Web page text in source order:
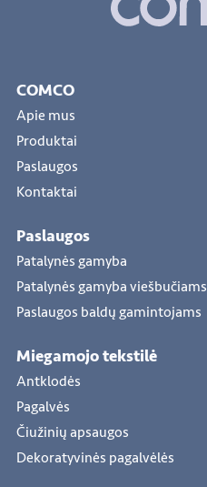
COMCO
Apie mus
Produktai
Paslaugos
Kontaktai
Paslaugos
Patalynės gamyba
Patalynės gamyba viešbučiams
Paslaugos baldų gamintojams
Miegamojo tekstilė
Antklodės
Pagalvės
Čiužinių apsaugos
Dekoratyvinės pagalvėlės